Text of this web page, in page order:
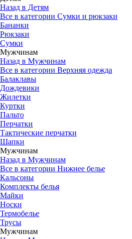
Назад в Детям
Все в категории Сумки и рюкзаки
Бананки
Рюкзаки
Сумки
Мужчинам
Назад в Мужчинам
Все в категории Верхняя одежда
Балаклавы
Дождевики
Жилетки
Куртки
Пальто
Перчатки
Тактические перчатки
Шапки
Мужчинам
Назад в Мужчинам
Все в категории Нижнее белье
Кальсоны
Комплекты белья
Майки
Носки
Термобелье
Трусы
Мужчинам